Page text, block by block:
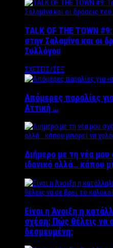
TALK OF THE TOWN
στην Σαλαμίνα και οι
Συλλόγου
ΣΧΕΣΕΙΣ/ΣΕΞ
Απόμερες παραλίες
Αττική …
Διήμερο με τη νέα
ιδανικό αλλά… κάπου
Είναι η Άνοιξη η
σχέση; Πώς θέλεις να
δεσμευμένη;